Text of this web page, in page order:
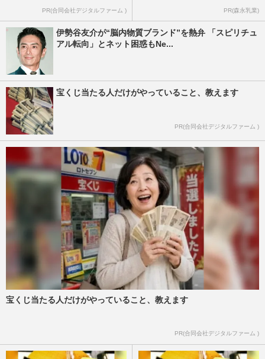
PR(合同会社デジタルファーム ) PR(森永乳業)
伊勢谷友介が“脳内物質ブランド”を熱弁 「スピリチュ
アル転向」とネット困惑もNe...
宝くじ当たる人だけがやっていること、教えます
PR(合同会社デジタルファーム )
宝くじ当たる人だけがやっていること、教えます
PR(合同会社デジタルファーム )